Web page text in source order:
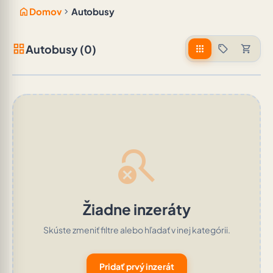
home Domov chevron_right Autobusy
grid_viewAutobusy (0) apps sell shopping_cart
search_off
Žiadne inzeráty
Skúste zmeniť filtre alebo hľadať v inej kategórii.
Pridať prvý inzerát